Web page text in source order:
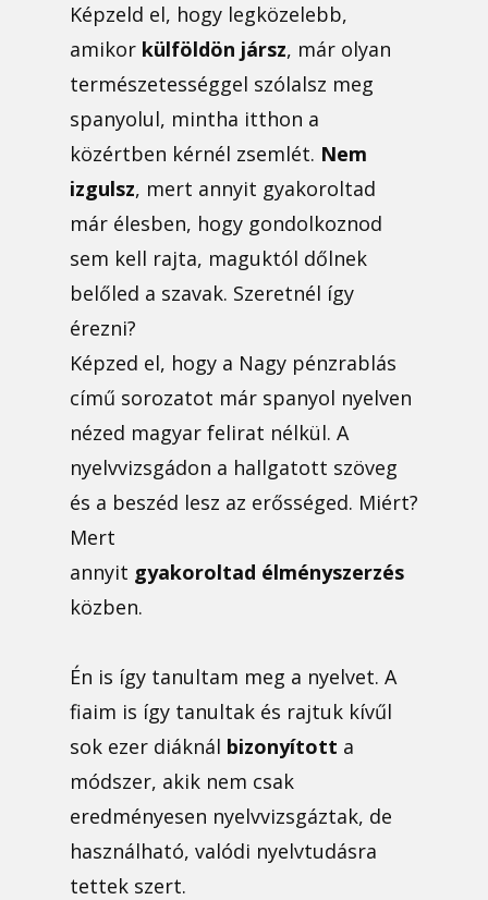
Képzeld el, hogy legközelebb,
amikor külföldön jársz, már olyan
természetességgel szólalsz meg
spanyolul, mintha itthon a
közértben kérnél zsemlét. Nem
izgulsz, mert annyit gyakoroltad
már élesben, hogy gondolkoznod
sem kell rajta, maguktól dőlnek
belőled a szavak. Szeretnél így
érezni?
Képzed el, hogy a Nagy pénzrablás
című sorozatot már spanyol nyelven
nézed magyar felirat nélkül. A
nyelvvizsgádon a hallgatott szöveg
és a beszéd lesz az erősséged. Miért?
Mert
annyit gyakoroltad élményszerzés
közben.
Én is így tanultam meg a nyelvet. A
fiaim is így tanultak és rajtuk kívűl
sok ezer diáknál bizonyított a
módszer, akik nem csak
eredményesen nyelvvizsgáztak, de
használható, valódi nyelvtudásra
tettek szert.